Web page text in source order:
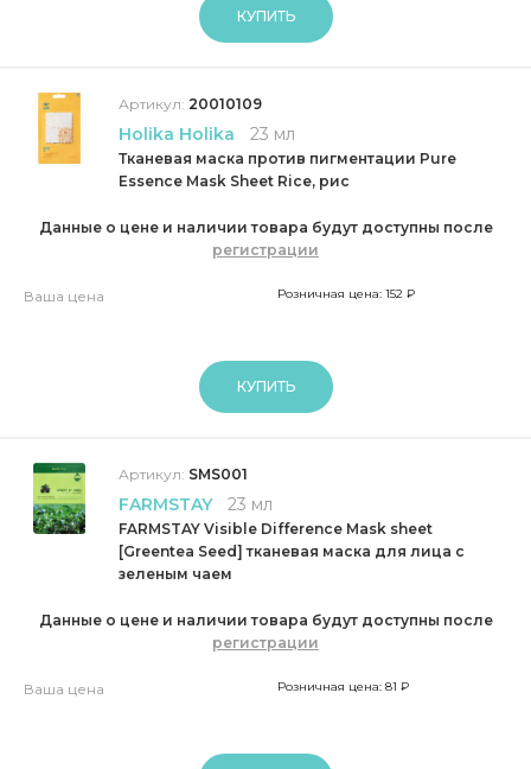
КУПИТЬ
Артикул: 20010109
Holika Holika 23 мл
Тканевая маска против пигментации Pure
Essence Mask Sheet Rice, рис
Данные о цене и наличии товара будут доступны после
регистрации
Ваша цена Розничная цена: 152 ₽
КУПИТЬ
Артикул: SMS001
FARMSTAY 23 мл
FARMSTAY Visible Difference Mask sheet
[Greentea Seed] тканевая маска для лица с
зеленым чаем
Данные о цене и наличии товара будут доступны после
регистрации
Ваша цена Розничная цена: 81 ₽